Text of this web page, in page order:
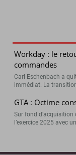
Workday : le
commandes
Carl Eschenbach a
immédiat. La
GTA : Octime
Sur fond d’acquisition
l’exercice 2025 avec